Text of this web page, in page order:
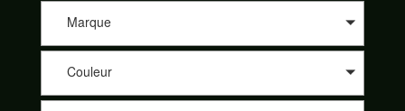
Marque
Couleur